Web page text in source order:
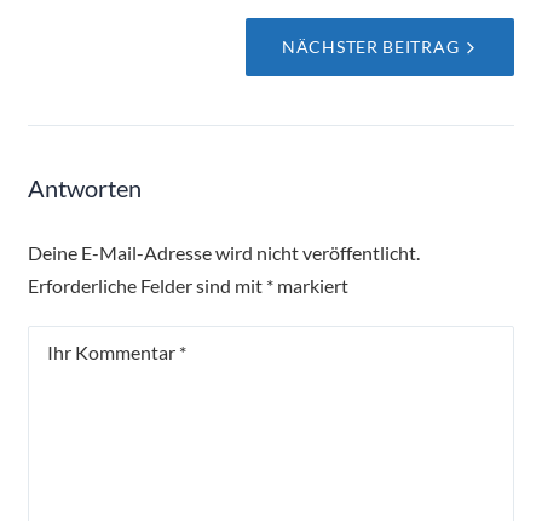
NÄCHSTER BEITRAG
Antworten
Deine E-Mail-Adresse wird nicht veröffentlicht.
Erforderliche Felder sind mit * markiert